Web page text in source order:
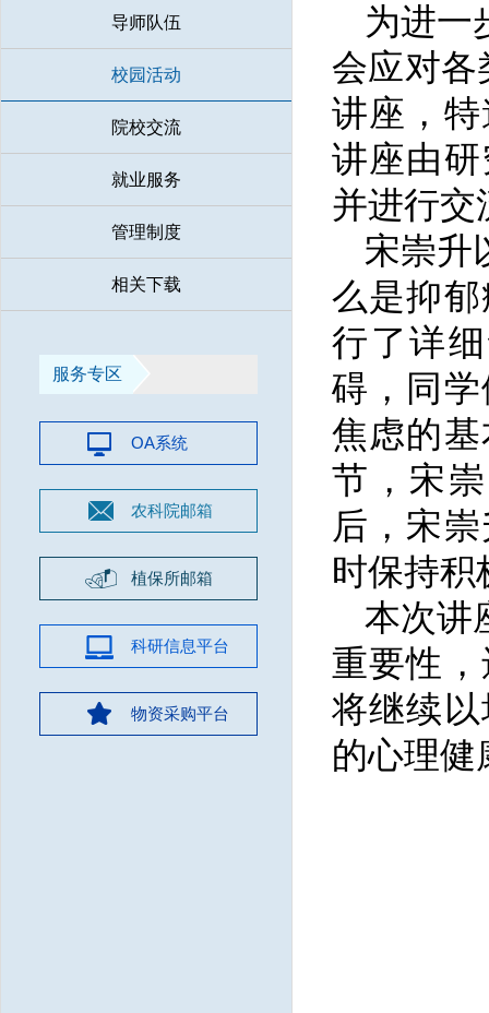
导师队伍
校园活动
院校交流
就业服务
管理制度
相关下载
服务专区
OA系统
农科院邮箱
植保所邮箱
科研信息平台
物资采购平台
为进一
会应对各
讲座，
讲座由
并进行交
宋崇升
么是抑
行了详
碍，同
焦虑的
节，宋
后，宋
时保持积
本次讲
重要性
将继续
的心理健